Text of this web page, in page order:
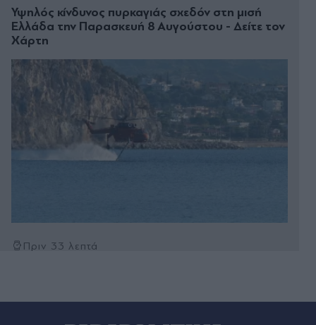
Υψηλός κίνδυνος πυρκαγιάς σχεδόν στη μισή
Ελλάδα την Παρασκευή 8 Αυγούστου - Δείτε τον
Χάρτη
Πριν 33 λεπτά